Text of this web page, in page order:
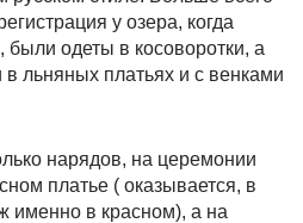
у озера, когда
были одеты в косоворотки, а
льняных платьях и с венками
нарядов, на церемонии
платье ( оказывается, в
именно в красном), а на